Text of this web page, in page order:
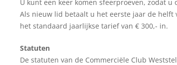
U kunt een keer komen sfeerproeven, zodat
Als nieuw lid betaalt u het eerste jaar de
het standaard jaarlijkse tarief van € 300,- in.
Statuten
De statuten van de Commerciële Club